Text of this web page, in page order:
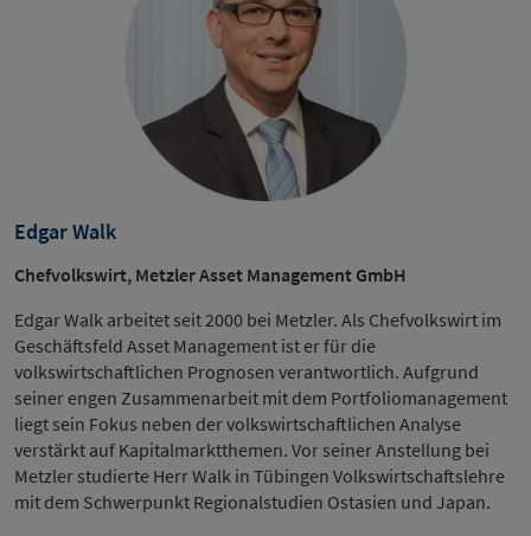
Edgar Walk
Chefvolkswirt, Metzler Asset Management GmbH
Edgar Walk arbeitet seit 2000 bei Metzler. Als Chefvolkswirt im
Geschäftsfeld Asset Management ist er für die
volkswirtschaftlichen Prognosen verantwortlich. Aufgrund
seiner engen Zusammenarbeit mit dem Portfoliomanagement
liegt sein Fokus neben der volkswirtschaftlichen Analyse
verstärkt auf Kapitalmarktthemen. Vor seiner Anstellung bei
Metzler studierte Herr Walk in Tübingen Volkswirtschaftslehre
mit dem Schwerpunkt Regionalstudien Ostasien und Japan.